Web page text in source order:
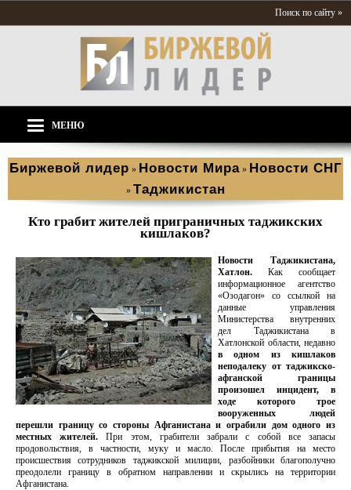
Поиск по сайту »
МЕНЮ
Биржевой лидер » Новости Мира » Новости СНГ
» Таджикистан
Кто грабит жителей приграничных таджикских
кишлаков?
Новости Таджикистана,
Хатлон. Как сообщает
информационное агентство
«Озодагон» со ссылкой на
данные управления
Министерства внутренних
дел Таджикистана в
Хатлонской области, недавно
в одном из кишлаков
неподалеку от таджикско-
афганской границы
произошел инцидент, в
ходе которого трое
вооруженных людей
перешли границу со стороны Афганистана и ограбили дом одного из
местных жителей. При этом, грабители забрали с собой все запасы
продовольствия, в частности, муку и масло. После прибытия на место
происшествия сотрудников таджикской милиции, разбойники благополучно
преодолели границу в обратном направлении и скрылись на территории
Афганистана.